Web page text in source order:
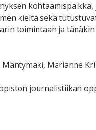
kieltä sekä
toimintaan ja
Mäntymäki, Marianne
journalistiikan